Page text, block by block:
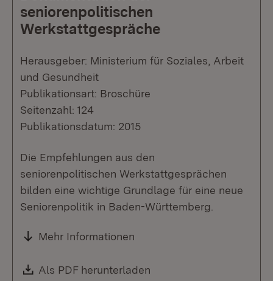
seniorenpolitischen
Werkstattgespräche
Herausgeber: Ministerium für Soziales, Arbeit
und Gesundheit
Publikationsart: Broschüre
Seitenzahl: 124
Publikationsdatum: 2015
Die Empfehlungen aus den
seniorenpolitischen Werkstattgesprächen
bilden eine wichtige Grundlage für eine neue
Seniorenpolitik in Baden-Württemberg.
Mehr Informationen
Download:
Als PDF herunterladen